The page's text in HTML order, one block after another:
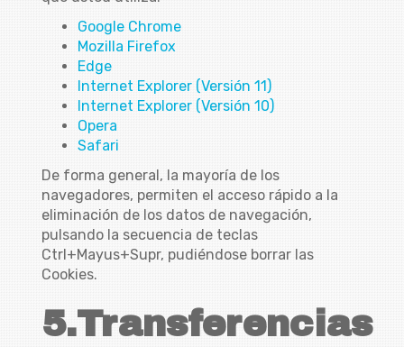
Google Chrome
Mozilla Firefox
Edge
Internet Explorer (Versión 11)
Internet Explorer (Versión 10)
Opera
Safari
De forma general, la mayoría de los
navegadores, permiten el acceso rápido a la
eliminación de los datos de navegación,
pulsando la secuencia de teclas
Ctrl+Mayus+Supr, pudiéndose borrar las
Cookies.
5.Transferencias